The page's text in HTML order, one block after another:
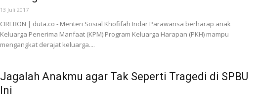
13 Juli 2017
CIREBON | duta.co - Menteri Sosial Khofifah Indar Parawansa berharap anak
Keluarga Penerima Manfaat (KPM) Program Keluarga Harapan (PKH) mampu
mengangkat derajat keluarga....
Jagalah Anakmu agar Tak Seperti Tragedi di SPBU
Ini